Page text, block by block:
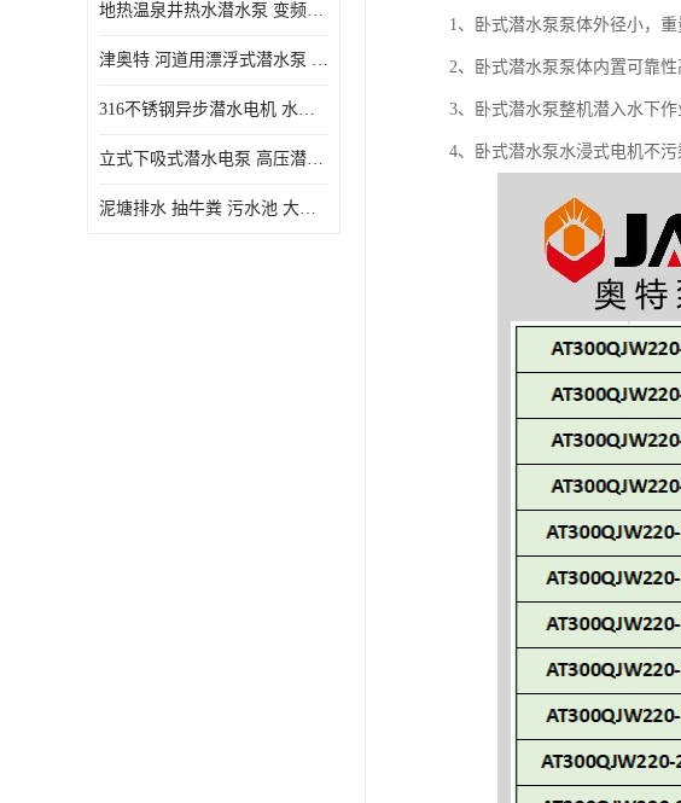
地热温泉井热水潜水泵 变频不锈钢 130直径油泵 高温深井泵 津奥特
津奥特 河道用漂浮式潜水泵 不锈钢泵轴 大口径大流量 产品可定制
316不锈钢异步潜水电机 水冷式 可连续运行 定制功率电压 奥特泵业
立式下吸式潜水电泵 高压潜水排沙泵 大功率 深水施工作业 型号可定制
泥塘排水 抽牛粪 污水池 大口径潜水螺旋离心泵 材质特征 奥特泵业
1、卧式潜水泵泵体外径小，重
2、卧式潜水泵泵体内置可靠
3、卧式潜水泵整机潜入水下
4、卧式潜水泵水浸式电机不污